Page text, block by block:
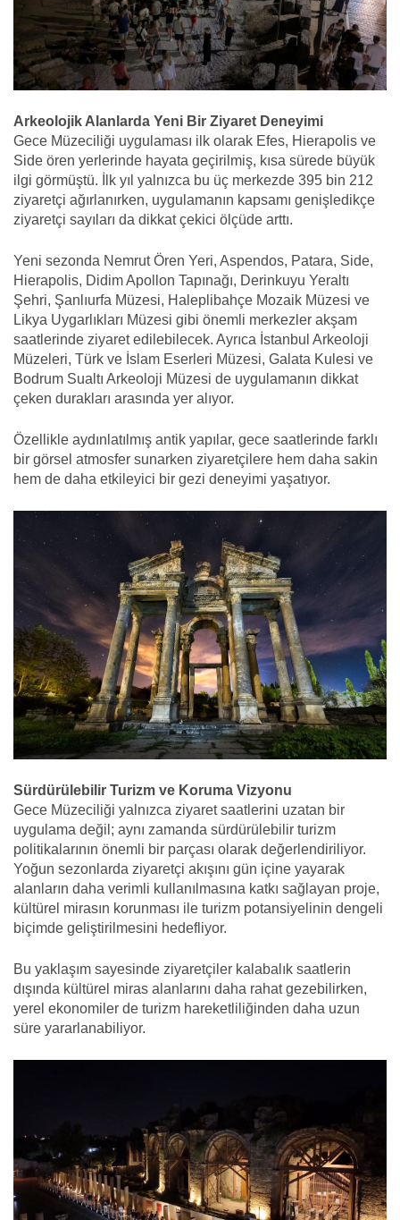
Arkeolojik Alanlarda Yeni Bir Ziyaret Deneyimi
Gece Müzeciliği uygulaması ilk olarak Efes, Hierapolis ve
Side ören yerlerinde hayata geçirilmiş, kısa sürede büyük
ilgi görmüştü. İlk yıl yalnızca bu üç merkezde 395 bin 212
ziyaretçi ağırlanırken, uygulamanın kapsamı genişledikçe
ziyaretçi sayıları da dikkat çekici ölçüde arttı.
Yeni sezonda Nemrut Ören Yeri, Aspendos, Patara, Side,
Hierapolis, Didim Apollon Tapınağı, Derinkuyu Yeraltı
Şehri, Şanlıurfa Müzesi, Haleplibahçe Mozaik Müzesi ve
Likya Uygarlıkları Müzesi gibi önemli merkezler akşam
saatlerinde ziyaret edilebilecek. Ayrıca İstanbul Arkeoloji
Müzeleri, Türk ve İslam Eserleri Müzesi, Galata Kulesi ve
Bodrum Sualtı Arkeoloji Müzesi de uygulamanın dikkat
çeken durakları arasında yer alıyor.
Özellikle aydınlatılmış antik yapılar, gece saatlerinde farklı
bir görsel atmosfer sunarken ziyaretçilere hem daha sakin
hem de daha etkileyici bir gezi deneyimi yaşatıyor.
Sürdürülebilir Turizm ve Koruma Vizyonu
Gece Müzeciliği yalnızca ziyaret saatlerini uzatan bir
uygulama değil; aynı zamanda sürdürülebilir turizm
politikalarının önemli bir parçası olarak değerlendiriliyor.
Yoğun sezonlarda ziyaretçi akışını gün içine yayarak
alanların daha verimli kullanılmasına katkı sağlayan proje,
kültürel mirasın korunması ile turizm potansiyelinin dengeli
biçimde geliştirilmesini hedefliyor.
Bu yaklaşım sayesinde ziyaretçiler kalabalık saatlerin
dışında kültürel miras alanlarını daha rahat gezebilirken,
yerel ekonomiler de turizm hareketliliğinden daha uzun
süre yararlanabiliyor.